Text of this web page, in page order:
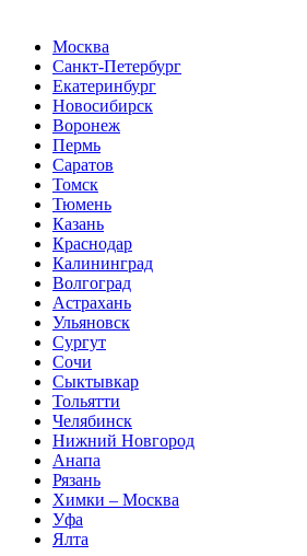
Москва
Санкт-Петербург
Екатеринбург
Новосибирск
Воронеж
Пермь
Саратов
Томск
Тюмень
Казань
Краснодар
Калининград
Волгоград
Астрахань
Ульяновск
Сургут
Сочи
Сыктывкар
Тольятти
Челябинск
Нижний Новгород
Анапа
Рязань
Химки – Москва
Уфа
Ялта